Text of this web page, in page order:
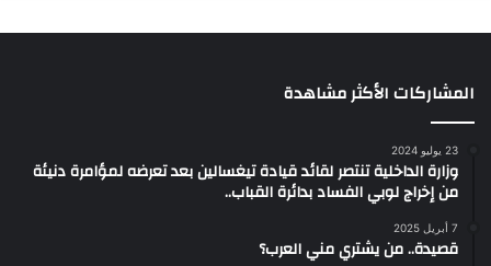
المشاركات الأكثر مشاهدة
23 يوليو 2024
وزارة الداخلية تنتصر لقائد قيادة تيغسالين بعد تعرضه لمؤامرة دنيئة
من إخراج لوبي الفساد بدائرة القباب..
7 أبريل 2025
قصيدة.. من يشتري مني العرب؟